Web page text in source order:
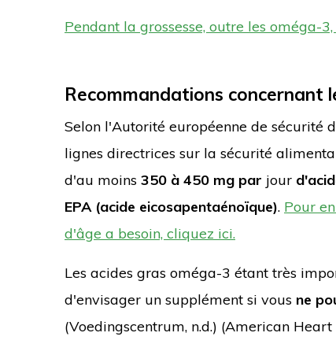
Pendant la grossesse, outre les oméga-
Recommandations concernant
Selon l'Autorité européenne de sécurité
lignes directrices sur la sécurité
d'au moins 350 à 450 mg par jour
EPA (acide eicosapentaénoïque). Pour
d'âge a besoin, cliquez ici.
Les acides gras oméga-3 étant très
d'envisager un supplément si vous ne
(Voedingscentrum, n.d.) (American Heart